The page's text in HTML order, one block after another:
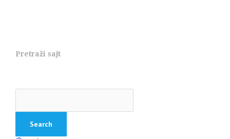
Pretraži sajt